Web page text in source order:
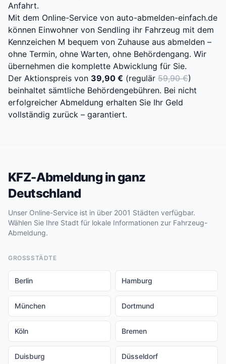
Anfahrt.
Mit dem Online-Service von auto-abmelden-einfach.de
können Einwohner von Sendling ihr Fahrzeug mit dem
Kennzeichen M bequem von Zuhause aus abmelden –
ohne Termin, ohne Warten, ohne Behördengang. Wir
übernehmen die komplette Abwicklung für Sie.
Der Aktionspreis von 39,90 € (regulär 59,90 €)
beinhaltet sämtliche Behördengebühren. Bei nicht
erfolgreicher Abmeldung erhalten Sie Ihr Geld
vollständig zurück – garantiert.
KFZ-Abmeldung in ganz
Deutschland
Unser Online-Service ist in über 2001 Städten verfügbar.
Wählen Sie Ihre Stadt für lokale Informationen zur Fahrzeug-
Abmeldung.
GROSSSTÄDTE
Berlin Hamburg
München Dortmund
Köln Bremen
Duisburg Düsseldorf